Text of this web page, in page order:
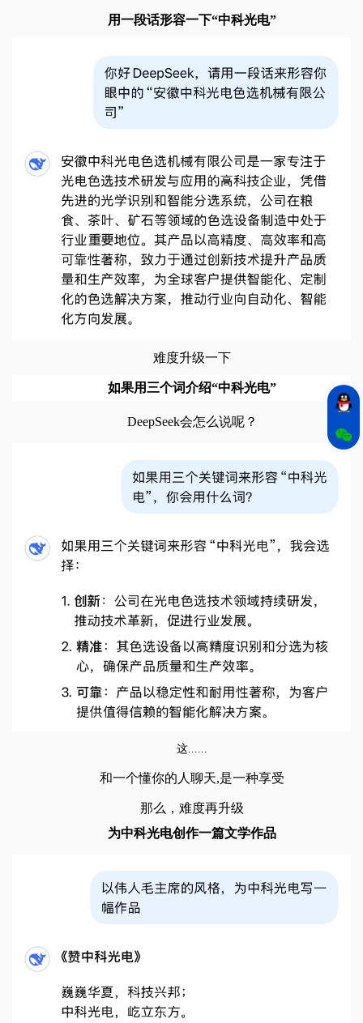
用一段话形容一下“中科光电”
难度升级一下
如果用三个词介绍“中科光电”
DeepSeek会怎么说呢？
这......
和一个懂你的人聊天,是一种享受
那么，难度再升级
为中科光电创作一篇文学作品